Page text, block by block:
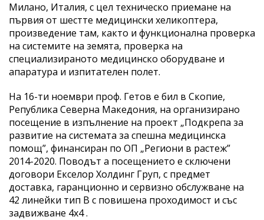
Милано, Италия, с цел техническо приемане на
първия от шестте медицински хеликоптера,
произведение там, както и функционална проверка
на системите на земята, проверка на
специализираното медицинско оборудване и
апаратура и изпитателен полет.
На 16-ти ноември проф. Гетов е бил в Скопие,
Република Северна Македония, на организирано
посещение в изпълнение на проект „Подкрепа за
развитие на системата за спешна медицинска
помощ”, финансиран по ОП „Региони в растеж”
2014-2020. Поводът а посещението е сключени
договори Екселор Холдинг Груп, с предмет
доставка, гаранционно и сервизно обслужване на
42 линейки тип В с повишена проходимост и със
задвижване 4х4 .